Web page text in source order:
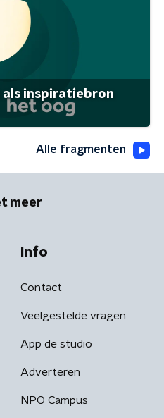
als inspiratiebron
Alle fragmenten
meer
Info
Contact
Veelgestelde vragen
App de studio
Adverteren
NPO Campus